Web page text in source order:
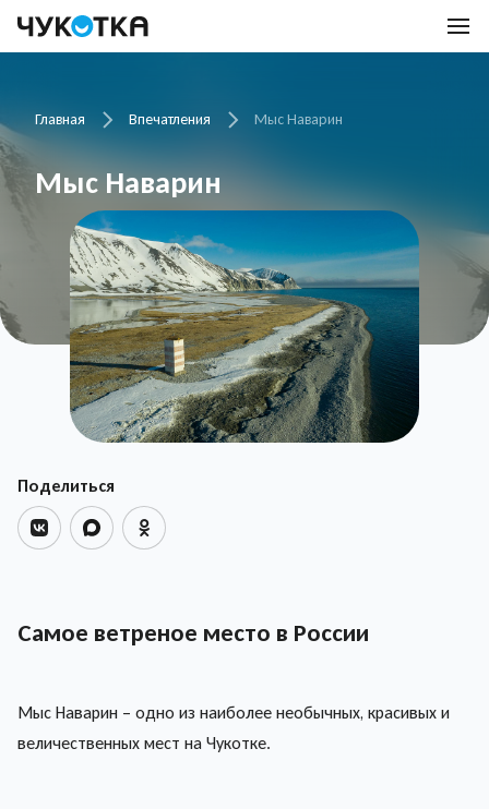
Главная Впечатления Мыс Наварин
Мыс Наварин
Поделиться
Самое ветреное место в России
Мыс Наварин – одно из наиболее необычных, красивых и
величественных мест на Чукотке.